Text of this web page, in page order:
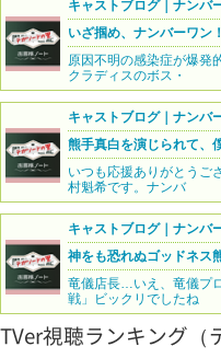
キャストブログ｜ナンバ
いざ掴め、ナンバーワン
原因不明の感染症が爆発
クラディスのボス・
キャストブログ｜ナンバ
熊手真白を演じられて、
いつも応援ありがとうご
村魁希です。ナンバ
キャストブログ｜ナンバ
神をも恐れぬゴッドネス
竜儀店長…いえ、竜儀プ
戦」ビックリでしたね
TVer視聴ランキング（